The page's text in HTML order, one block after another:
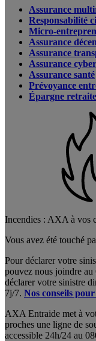
Assurance
Responsabilité
Micro-
Assurance
Assurance
Assurance
Assurance santé
Prévoyance
Épargne
Incendies : AXA à vos
Vous avez été touché
Pour déclarer votre
pouvez nous joindre au
déclarer votre sinistre
7j/7. Nos conseils
AXA Entraide met à
proches une ligne de
accessible 24h/24 au